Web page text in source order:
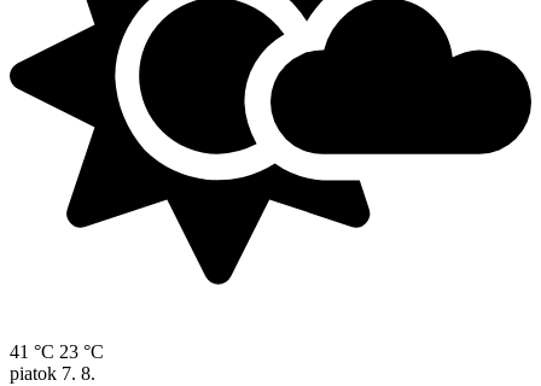
41 °C 23 °C
piatok 7. 8.